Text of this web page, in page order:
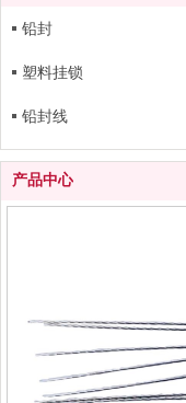
铅封
塑料挂锁
铅封线
产品中心